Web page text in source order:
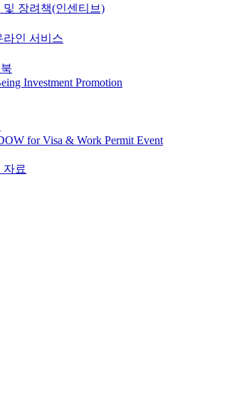
및 장려책(인센티브)
라인 서비스
Investment Promotion
for Visa & Work Permit Event
자료